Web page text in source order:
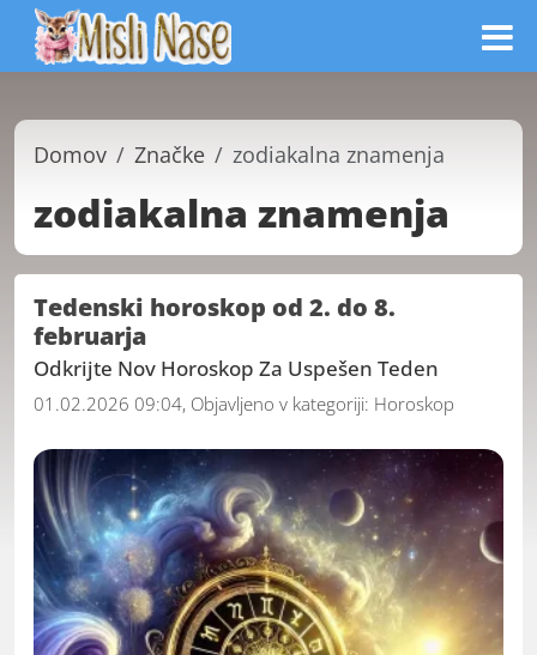
Domov Značke zodiakalna znamenja
zodiakalna znamenja
Tedenski horoskop od 2. do 8.
februarja
Odkrijte Nov Horoskop Za Uspešen Teden
01.02.2026 09:04, Objavljeno v kategoriji: Horoskop